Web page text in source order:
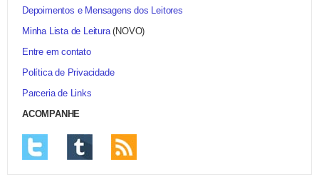
Depoimentos e Mensagens dos Leitores
Minha Lista de Leitura(NOVO)
Entre em contato
Política de Privacidade
Parceria de Links
ACOMPANHE